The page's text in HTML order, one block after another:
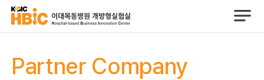
Partner Company